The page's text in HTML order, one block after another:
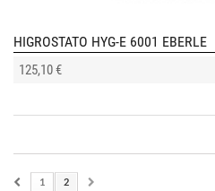
HIGROSTATO HYG-E 6001 EBERLE
125,10 €
1 2